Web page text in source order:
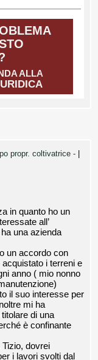
ALLA
propr. coltivatrice -
in quanto ho un
all’
una azienda
un accordo con
i terreni e
anno ( mio nonno
il suo interesse per
mi ha
di una
è confinante
dovrei
i lavori svolti dal